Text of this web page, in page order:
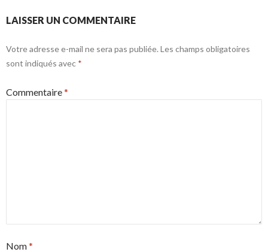
LAISSER UN COMMENTAIRE
Votre adresse e-mail ne sera pas publiée. Les champs obligatoires
sont indiqués avec *
Commentaire*
Nom*